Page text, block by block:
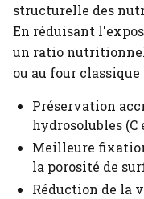
structurelle des
En réduisant
un ratio
ou au four classique
Préservation
hydrosolubles (C
Meilleure
la porosité de
Réduction de la